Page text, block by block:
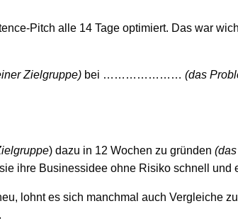
Pitch alle 14 Tage optimiert. Das war
Zielgruppe) bei ………………… (das
) dazu in 12 Wochen zu gründen
ihre Businessidee ohne Risiko schnell und
lohnt es sich manchmal auch Vergleiche